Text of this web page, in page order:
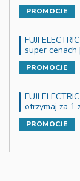
PROMOCJE
FUJI
super cenach
PROMOCJE
FUJI
otrzymaj za 1
PROMOCJE